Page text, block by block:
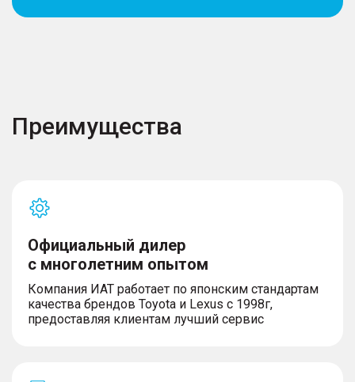
Преимущества
Официальный дилер
с многолетним опытом
Компания ИАТ работает по японским стандартам
качества брендов Toyota и Lexus с 1998г,
предоставляя клиентам лучший сервис